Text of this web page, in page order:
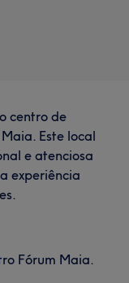
centro de
Este local
e atenciosa
experiência
Fórum Maia.